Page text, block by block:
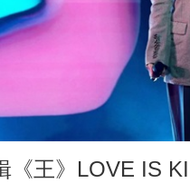
《王》LOVE IS